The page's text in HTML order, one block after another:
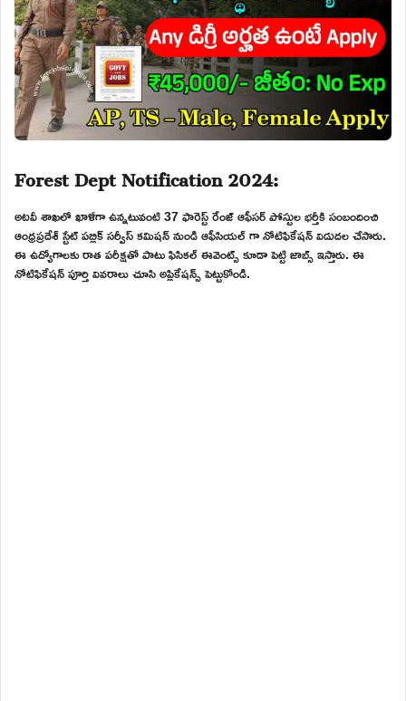
Forest Dept Notification 2024:
అటవీ శాఖలో ఖాళీగా ఉన్నటువంటి 37 ఫారెస్ట్ రేంజ్ ఆఫీసర్ పోస్టుల భర్తీకి సంబందించి
ఆంధ్రప్రదేశ్ స్టేట్ పబ్లిక్ సర్వీస్ కమిషన్ నుండి ఆఫీసియల్ గా నోటిఫికేషన్ విడుదల చేసారు.
ఈ ఉద్యోగాలకు రాత పరీక్షతో పాటు ఫిసికల్ ఈవెంట్స్ కూడా పెట్టి జాబ్స్ ఇస్తారు. ఈ
నోటిఫికేషన్ పూర్తి వివరాలు చూసి అప్లికేషన్స్ పెట్టుకోండి.